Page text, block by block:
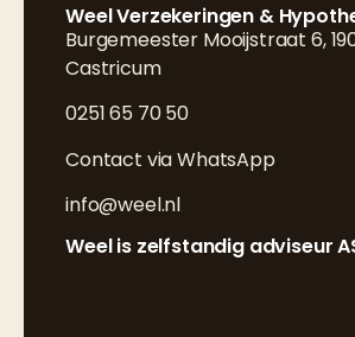
Weel Verzekeringen &
Burgemeester Mooijstraat 6,
Castricum
0251 65 70 50
Contact via WhatsApp
info@weel.nl
Weel is zelfstandig adviseur